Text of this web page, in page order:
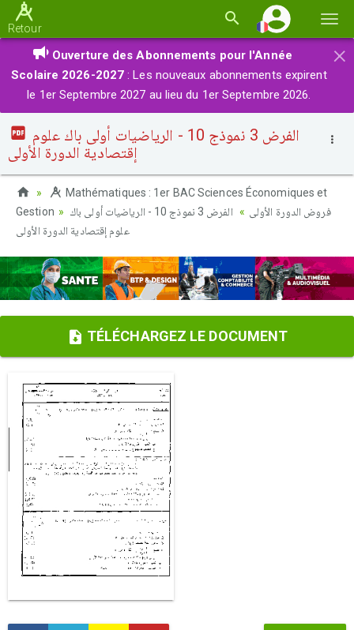
la
Retour
×
Ouverture des Abonnements pour l'Année
Scolaire 2026-2027 : Les nouveaux abonnements expirent
le 1er Septembre 2027 au lieu du 1er Septembre 2026.
إقتصادية الدورة الأولى
Mathématiques : 1er BAC Sciences Économiques et
Gestion
فروض الدورة الأولى
الفرض 3 نموذج 10 - الرياضيات أولى باك
علوم إقتصادية الدورة الأولى
TÉLÉCHARGEZ LE DOCUMENT